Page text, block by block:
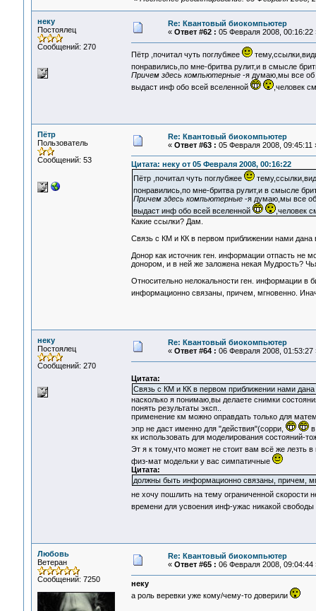
неку
Постоялец
Сообщений: 270
Re: Квантовый биокомпьютер
« Ответ #62 : 05 Февраля 2008, 00:16:22
Пётр ,почитал чуть поглубжее
понравились,по мне-бритва рулит,и в смысле
Причем здесь компьютерные -я думаю,мы все об
выдаст инф обо всей вселенной
,человек
Пётр
Пользователь
Сообщений: 53
Re: Квантовый биокомпьютер
« Ответ #63 : 05 Февраля 2008, 09:45:11
Цитата: неку от 05 Февраля 2008, 00:16:22
Пётр ,почитал чуть поглубжее
понравились,по мне-бритва рулит,и в смысле
Причем здесь компьютерные -я думаю,мы все об
выдаст инф обо всей вселенной
,человек
Какие ссылки? Дам.
Связь с КМ и КК в первом приближении нами дана
Донор как источник ген. информации отпасть не
донором, и в ней же заложена некая Мудрость?
Относительно нелокальности ген. информации в
информационно связаны, причем, мгновенно.
неку
Постоялец
Сообщений: 270
Re: Квантовый биокомпьютер
« Ответ #64 : 06 Февраля 2008, 01:53:27
Цитата:
Связь с КМ и КК в первом приближении нами
насколько я понимаю,вы делаете снимки
понять результаты эксп..
применение км можно оправдать только для
эпр не даст именно для "действия"(сорри,
в
кк использовать для моделирования состояний-
Эт я к тому,что может не стоит вам всё же лезть
физ-мат модельки у вас симпатичные
Цитата:
должны быть информационно связаны, причем,
не хочу пошлить на тему ограниченной
времени для усвоения инф-ужас никакой
Любовь
Ветеран
Сообщений: 7250
Re: Квантовый биокомпьютер
« Ответ #65 : 06 Февраля 2008, 09:04:44
неку
а роль веревки уже кому/чему-то доверили